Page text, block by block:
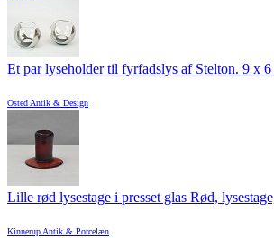
Et par lyseholder til fyrfadslys af Stelton. 9 x 6
Osted Antik & Design
Lille rød lysestage i presset glas Rød,
Kinnerup Antik & Porcelæn